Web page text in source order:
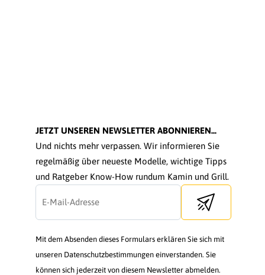
JETZT UNSEREN NEWSLETTER ABONNIEREN...
Und nichts mehr verpassen. Wir informieren Sie
regelmäßig über neueste Modelle, wichtige Tipps
und Ratgeber Know-How rundum Kamin und Grill.
Send newsletter
Mit dem Absenden dieses Formulars erklären Sie sich mit
unseren Datenschutzbestimmungen einverstanden. Sie
können sich jederzeit von diesem Newsletter abmelden.